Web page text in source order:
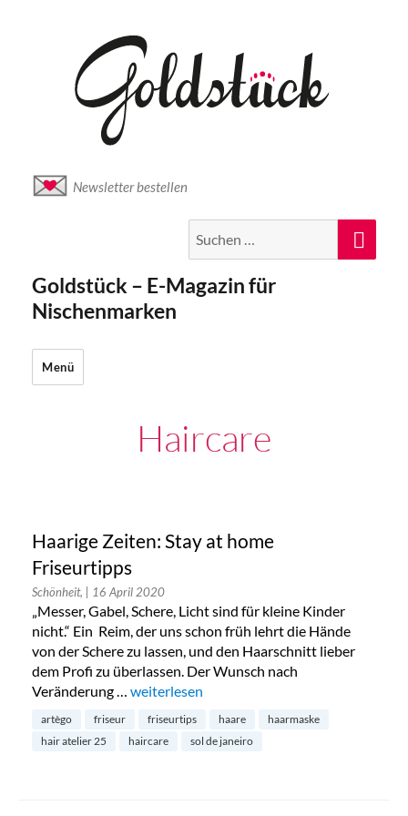
Newsletter bestellen
nach:
Goldstück – E-Magazin für
Nischenmarken
Menü
Haircare
Haarige Zeiten: Stay at home
Friseurtipps
Schönheit, | 16 April 2020
„Messer, Gabel, Schere, Licht sind für kleine Kinder
nicht.“ Ein Reim, der uns schon früh lehrt die Hände
von der Schere zu lassen, und den Haarschnitt lieber
dem Profi zu überlassen. Der Wunsch nach
Veränderung … „Haarige Zeiten: Stay at home Friseurtipps“
weiterlesen
artègo friseur friseurtips haare
haarmaske
hair atelier 25
haircare sol de janeiro